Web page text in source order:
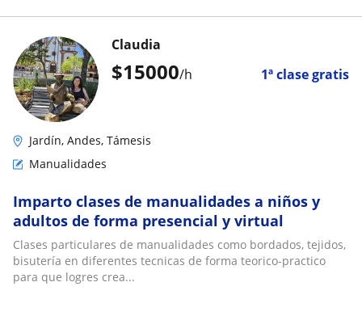
$15000/h 1ª clase gratis
Claudia
Jardín, Andes, Támesis
Manualidades
Imparto clases de manualidades a niños y
adultos de forma presencial y virtual
Clases particulares de manualidades como bordados, tejidos,
bisutería en diferentes tecnicas de forma teorico-practico
para que logres crea...